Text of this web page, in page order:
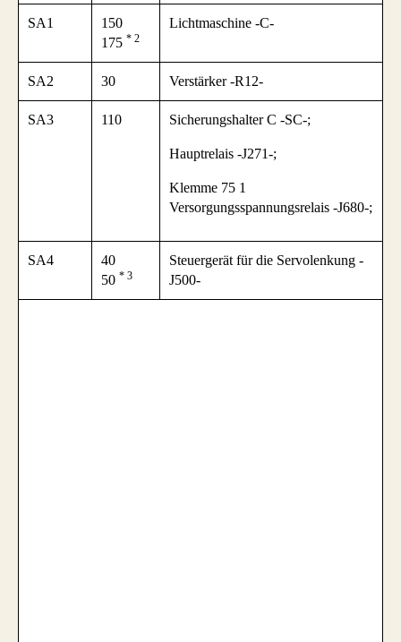
SA1
150
175 * 2
Lichtmaschine -C-
SA2 30 Verstärker -R12-
SA3 110 Sicherungshalter C -SC-;
Hauptrelais -J271-;
Klemme 75 1
Versorgungsspannungsrelais -J680-;
SA4
40
50 * 3
Steuergerät für die Servolenkung -
J500-